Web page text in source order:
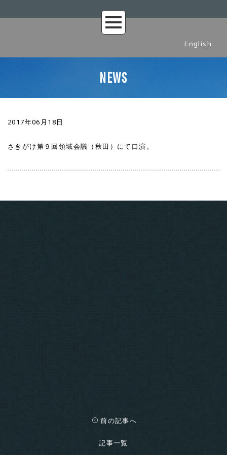
English
NEWS
2017年06月18日
さきがけ第９回領域会議（秋田）にて口演。
前の記事へ
記事一覧